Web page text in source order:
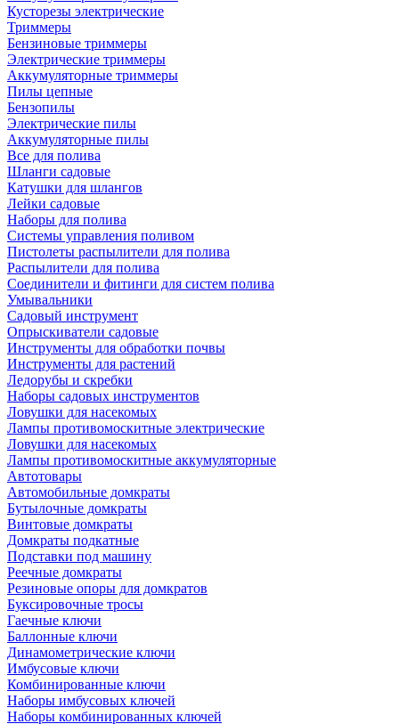
Кусторезы электрические
Триммеры
Бензиновые триммеры
Электрические триммеры
Аккумуляторные триммеры
Пилы цепные
Бензопилы
Электрические пилы
Аккумуляторные пилы
Все для полива
Шланги садовые
Катушки для шлангов
Лейки садовые
Наборы для полива
Системы управления поливом
Пистолеты распылители для полива
Распылители для полива
Соединители и фитинги для систем полива
Умывальники
Садовый инструмент
Опрыскиватели садовые
Инструменты для обработки почвы
Инструменты для растений
Ледорубы и скребки
Наборы садовых инструментов
Ловушки для насекомых
Лампы противомоскитные электрические
Ловушки для насекомых
Лампы противомоскитные аккумуляторные
Автотовары
Автомобильные домкраты
Бутылочные домкраты
Винтовые домкраты
Домкраты подкатные
Подставки под машину
Реечные домкраты
Резиновые опоры для домкратов
Буксировочные тросы
Гаечные ключи
Баллонные ключи
Динамометрические ключи
Имбусовые ключи
Комбинированные ключи
Наборы имбусовых ключей
Наборы комбинированных ключей